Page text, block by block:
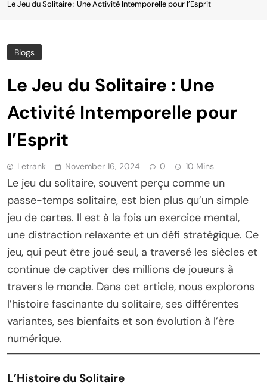
Le Jeu du Solitaire : Une Activité Intemporelle pour l’Esprit
Blogs
Le Jeu du Solitaire : Une
Activité Intemporelle pour
l’Esprit
Letrank November 16, 2024 0 10 Mins
Le jeu du solitaire, souvent perçu comme un
passe-temps solitaire, est bien plus qu’un simple
jeu de cartes. Il est à la fois un exercice mental,
une distraction relaxante et un défi stratégique. Ce
jeu, qui peut être joué seul, a traversé les siècles et
continue de captiver des millions de joueurs à
travers le monde. Dans cet article, nous explorons
l’histoire fascinante du solitaire, ses différentes
variantes, ses bienfaits et son évolution à l’ère
numérique.
L’Histoire du Solitaire